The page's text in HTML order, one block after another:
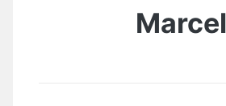
Marcel